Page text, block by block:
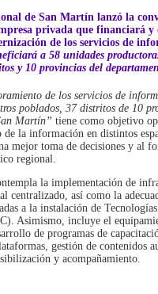
de San Martín lanzó la
privada que financiará
de los servicios de
a 58 unidades
y 10 provincias del
de los servicios de
poblados, 37 distritos de 10
Martín” tiene como objetivo
de la información en distintos
mejor toma de decisiones y al
regional.
la implementación de
centralizado, así como la
a la instalación de
Asimismo, incluye el
de programas de
gestión de contenidos
y acompañamiento.